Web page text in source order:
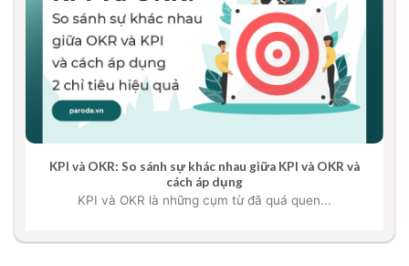
KPI và OKR: So sánh sự khác nhau giữa KPI và OKR và
cách áp dụng
KPI và OKR là những cụm từ đã quá quen...